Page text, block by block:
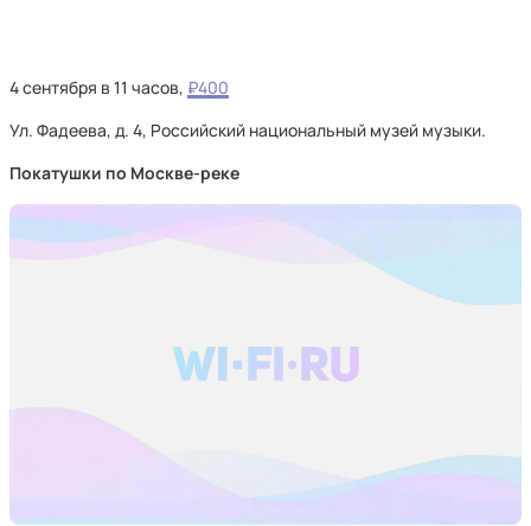
4 сентября в 11 часов, ₽400
Ул. Фадеева, д. 4, Российский национальный музей музыки.
Покатушки по Москве-реке